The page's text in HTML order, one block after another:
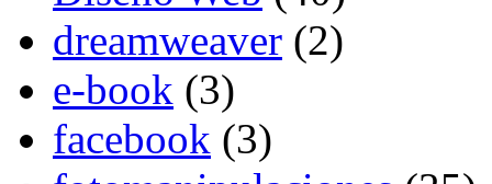
dreamweaver (2)
e-book (3)
facebook (3)